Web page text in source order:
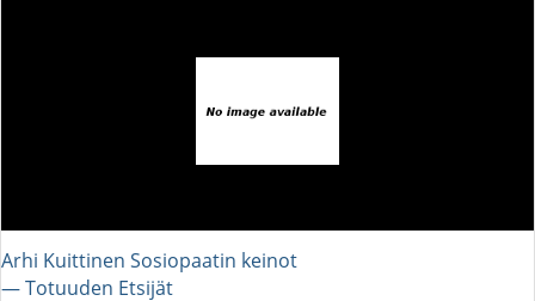
Arhi Kuittinen Sosiopaatin keinot
― Totuuden Etsijät